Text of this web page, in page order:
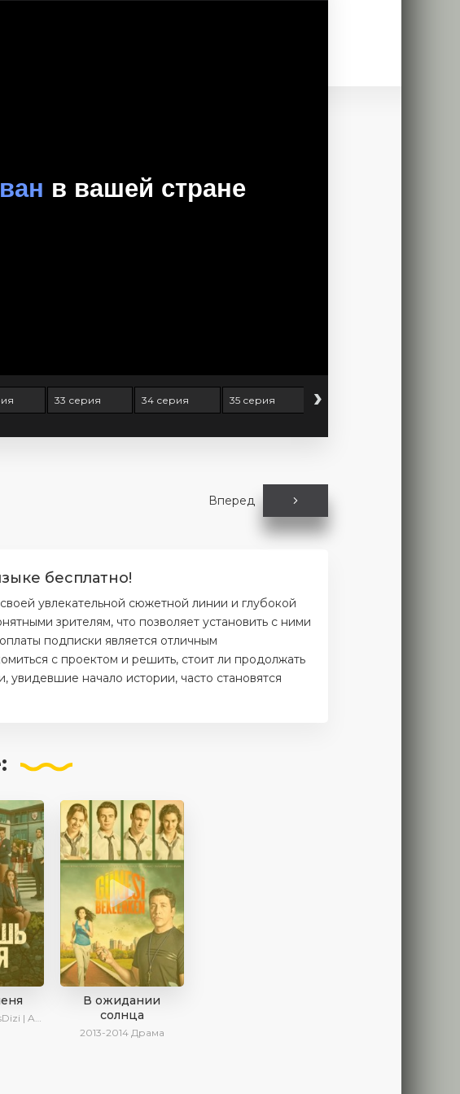
33 серия 34 серия 35 серия 36 серия
›
Вперед
бесплатно!
увлекательной сюжетной линии и глубокой
зрителям, что позволяет установить с ними
подписки является отличным
с проектом и решить, стоит ли продолжать
увидевшие начало истории, часто становятся
| Turok1990
В ожидании
солнца
2013-2014 Драма